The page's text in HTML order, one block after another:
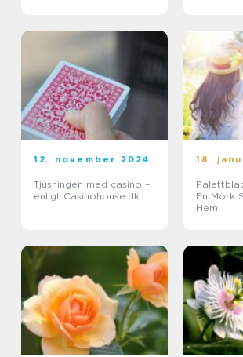
12. november 2024
Tjusningen med casino –
enligt Casinohouse.dk
18.
En Mörk
Hem